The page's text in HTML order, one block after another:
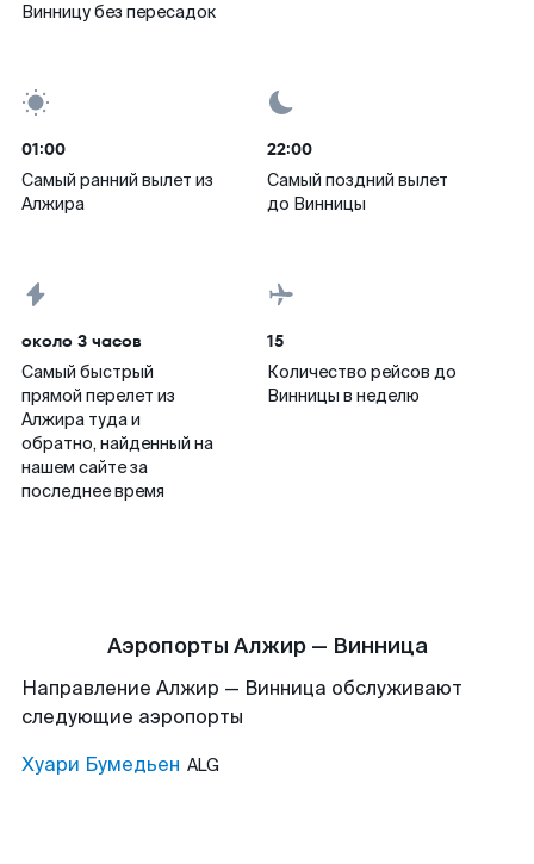
Винницу без пересадок
01:00
Самый ранний вылет из
Алжира
22:00
Самый поздний вылет
до Винницы
около 3 часов
Самый быстрый
прямой перелет из
Алжира туда и
обратно, найденный на
нашем сайте за
последнее время
15
Количество рейсов до
Винницы в неделю
Аэропорты Алжир — Винница
Направление Алжир — Винница обслуживают
следующие аэропорты
Хуари Бумедьен ALG